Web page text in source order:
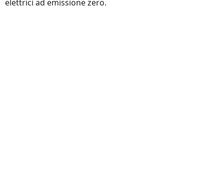
elettrici ad emissione zero.